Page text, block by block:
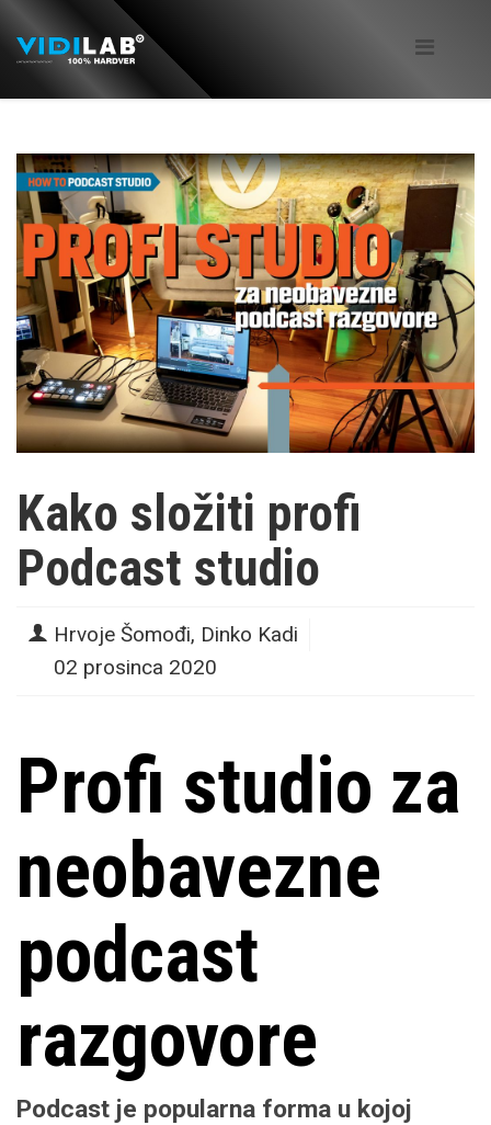
Kako složiti profi
Podcast studio
Hrvoje Šomođi, Dinko Kadi
02 prosinca 2020
Profi studio za
neobavezne
podcast
razgovore
Podcast je popularna forma u kojoj